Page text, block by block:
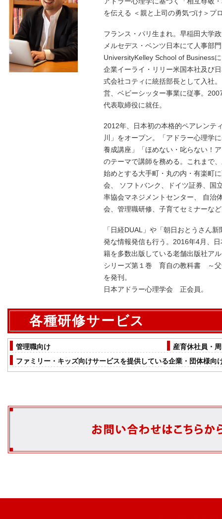
を伝える ＜親と上司の勇気づけ＞プ
フランス・パリ生まれ。早稲田大学
メルセデス・ベンツ日本にて人事部
UniversityKelley School of Business
企業イーライ・リリー米国本社及び
式会社コティに統括部長として入社
営、ベビーシッター事業に従事。
代表取締役に就任。
2012年、日本初の本格的ペアレンテ
川」をオープン。「アドラー心理学
養成講座」「ほめない・叱らない！
のテーマで講師を務める。これまで
始めとする大手町・丸の内・有楽町
会、 ソフトバンク、ドイツ証券、国
率協会マネジメントセンター、 自治
会、管理職研修、子育てセミナーな
「日経DUAL」や「朝日おとうさん
発な情報発信も行う。2016年4月、
籍を多数出版している老舗出版社ア
シリーズ第１巻 育自の教科書 ～父
を発刊。
日本アドラー心理学会 正会員。
各種研修サービス
管理職向け
産育休社員・
ファミリー・キッズ向けサービスを提供している企業・団体様向